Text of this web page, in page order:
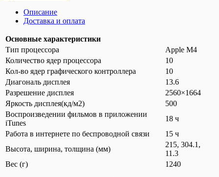
Описание
Доставка и оплата
Основные характеристики
Тип процессора
Apple M4
Количество ядер процессора
10
Кол-во ядер графического контроллера
10
Диагональ дисплея
13.6
Разрешение дисплея
2560×1664
Яркость дисплея(кд/м2)
500
Воспроизведении фильмов в приложении
iTunes
18 ч
Работа в интернете по беспроводной связи
15 ч
Высота, ширина, толщина (мм)
215, 304.1,
11.3
Вес (г)
1240